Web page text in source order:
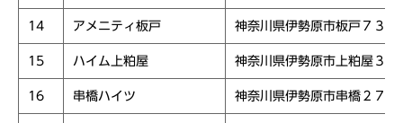
14 アメニティ板戸 神奈川県伊勢原市板戸７３８
15 ハイム上粕屋 神奈川県伊勢原市上粕屋３７
16 串橋ハイツ 神奈川県伊勢原市串橋２７８